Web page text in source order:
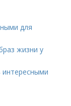
для
жизни у
интересными